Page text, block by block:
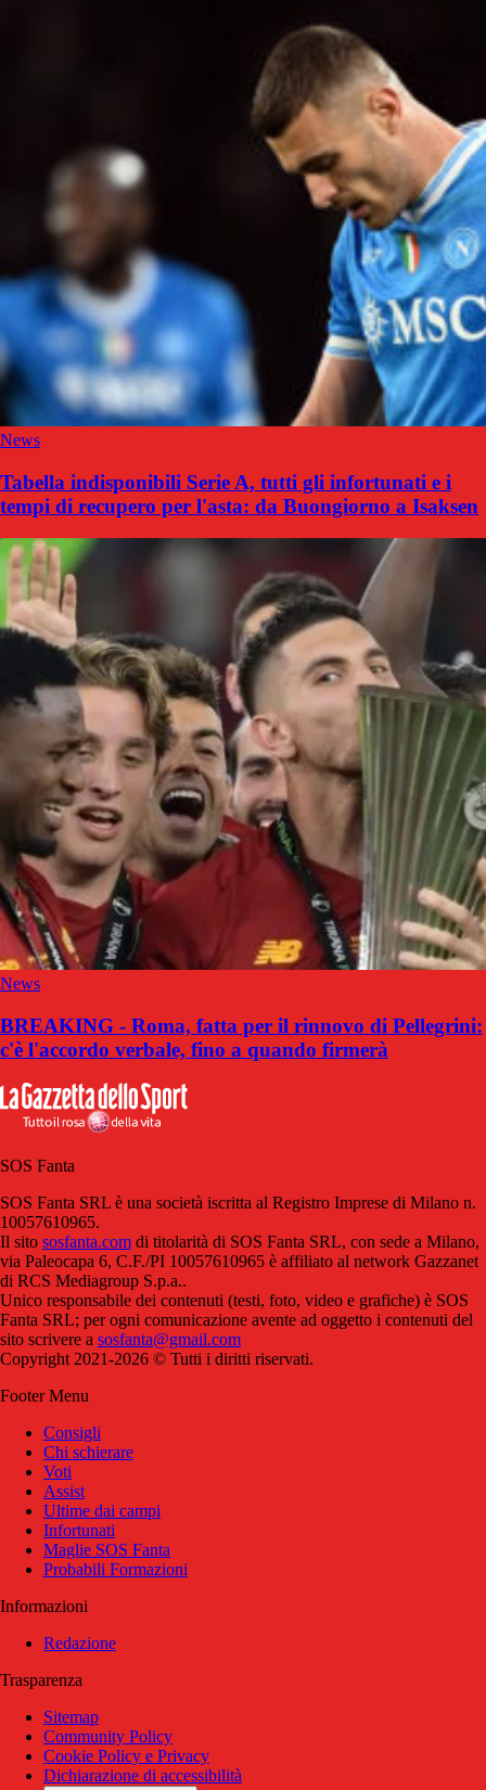
News
Tabella indisponibili Serie A, tutti gli infortunati e i
tempi di recupero per l'asta: da Buongiorno a Isaksen
News
BREAKING - Roma, fatta per il rinnovo di Pellegrini:
c'è l'accordo verbale, fino a quando firmerà
SOS Fanta
SOS Fanta SRL è una società iscritta al Registro Imprese di Milano n.
10057610965.
Il sito sosfanta.com di titolarità di SOS Fanta SRL, con sede a Milano,
via Paleocapa 6, C.F./PI 10057610965 è affiliato al network Gazzanet
di RCS Mediagroup S.p.a..
Unico responsabile dei contenuti (testi, foto, video e grafiche) è SOS
Fanta SRL; per ogni comunicazione avente ad oggetto i contenuti del
sito scrivere a sosfanta@gmail.com
Copyright 2021-2026 © Tutti i diritti riservati.
Footer Menu
Consigli
Chi schierare
Voti
Assist
Ultime dai campi
Infortunati
Maglie SOS Fanta
Probabili Formazioni
Informazioni
Redazione
Trasparenza
Sitemap
Community Policy
Cookie Policy e Privacy
Dichiarazione di accessibilità